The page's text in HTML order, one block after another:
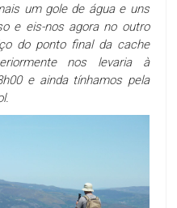
um gole de água e uns
e eis-nos agora no outro
do ponto final da cache
nos levaria à
e ainda tínhamos pela